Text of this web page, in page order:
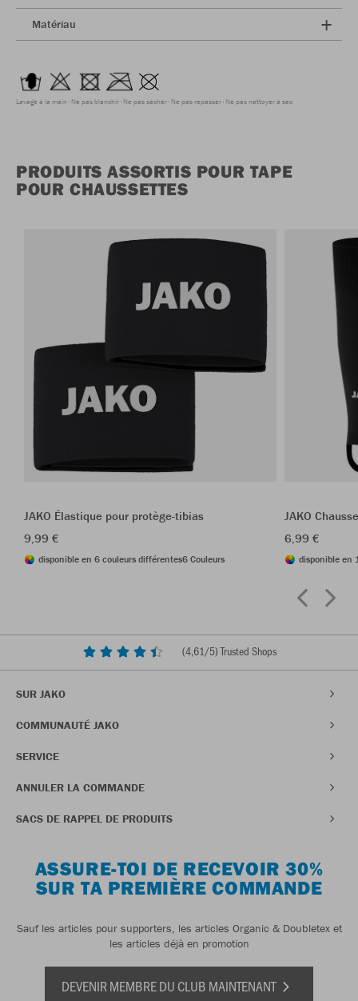
Matériau
Lavage à la main Ne pas blanchir Ne pas sécher Ne pas repasser Ne pas nettoyer à sec
PRODUITS ASSORTIS POUR TAPE
POUR CHAUSSETTES
JAKO Élastique pour protège-tibias
9,99 €
disponible en 6 couleurs différentes6 Couleurs
JAKO
6,99 €
disponible en
(4,61/5) Trusted Shops
SUR JAKO
COMMUNAUTÉ JAKO
SERVICE
ANNULER LA COMMANDE
SACS DE RAPPEL DE PRODUITS
ASSURE-TOI DE RECEVOIR 30%
SUR TA PREMIÈRE COMMANDE
Sauf les articles pour supporters, les articles Organic & Doubletex et
les articles déjà en promotion
DEVENIR MEMBRE DU CLUB MAINTENANT